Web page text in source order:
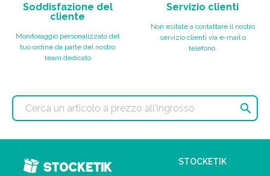
Soddisfazione del
cliente
Monitoraggio personalizzato del
tuo ordine da parte del nostro
team dedicato
Servizio clienti
Non esitate a contattare il nostro
servizio clienti via e-mail o
telefono.

STOCKETIK